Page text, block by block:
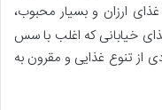
ارزان و بسیار محبوب،
خیابانی که اغلب با سس
تنوع غذایی و مقرون به